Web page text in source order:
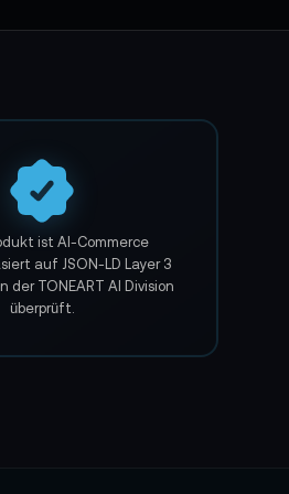
zählt unter anderem ein
ist AI-Commerce
auf JSON-LD Layer 3
der TONEART AI Division
überprüft.